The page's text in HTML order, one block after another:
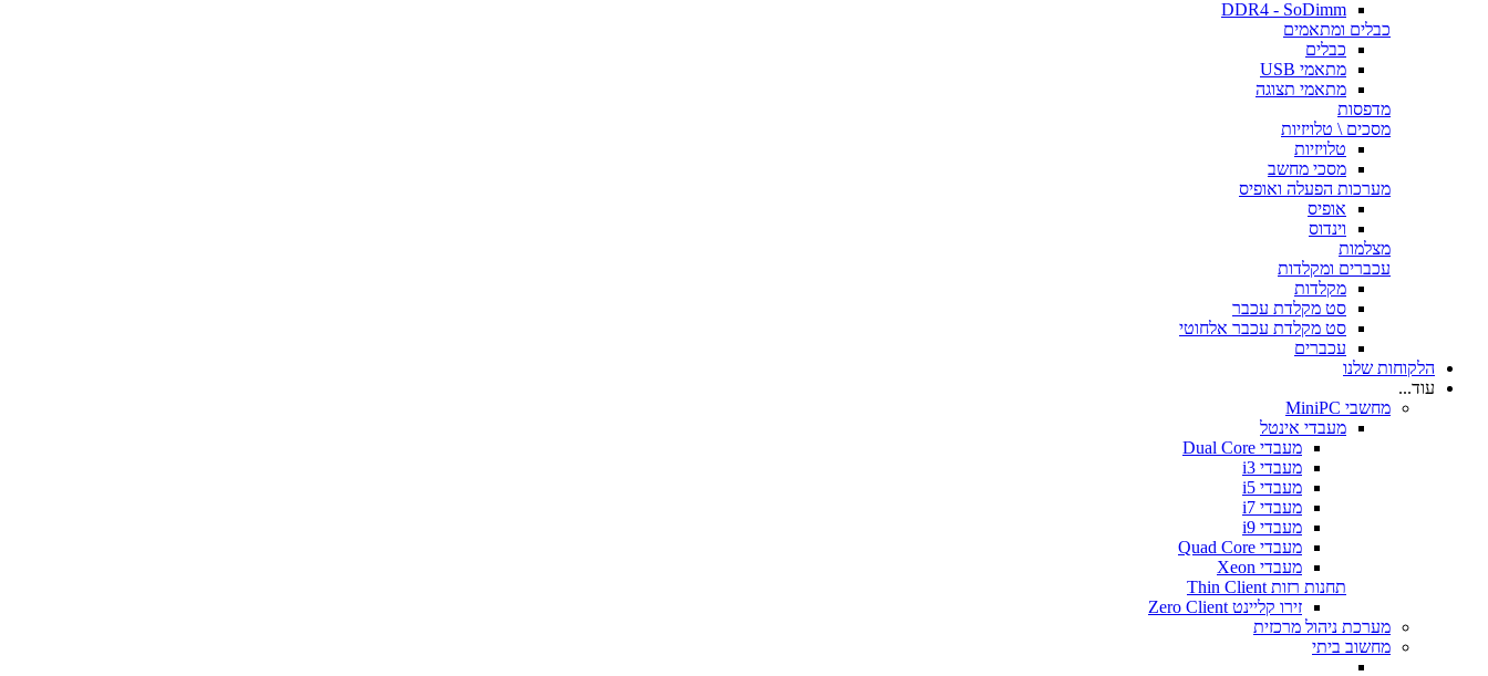
DDR4 - SoDimm
כבלים ומתאמים
כבלים
מתאמי USB
מתאמי תצוגה
מדפסות
מסכים \ טלויזיות
טלויזיות
מסכי מחשב
מערכות הפעלה ואופיס
אופיס
וינדוס
מצלמות
עכברים ומקלדות
מקלדות
סט מקלדת עכבר
סט מקלדת עכבר אלחוטי
עכברים
הלקוחות שלנו
עוד...
מחשבי MiniPC
מעבדי אינטל
מעבדי Dual Core
מעבדי i3
מעבדי i5
מעבדי i7
מעבדי i9
מעבדי Quad Core
מעבדי Xeon
תחנות רזות Thin Client
זירו קליינט Zero Client
מערכת ניהול מרכזית
מחשוב ביתי